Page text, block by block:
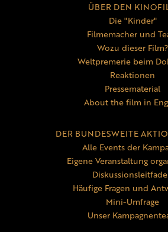
ÜBER DEN
Die "Kinder"
Filmemacher und
Wozu dieser Film?
Weltpremerie beim
Reaktionen
Pressematerial
About the film in
DER BUNDESWEITE
Alle Events der
Eigene Veranstaltung
Häufige Fragen und
Mini-Umfrage
Unser